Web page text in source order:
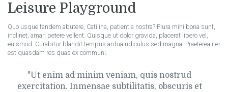
Leisure Playground
Quo usque tandem abutere, Catilina, patientia nostra? Plura mihi bona sunt,
inclinet, amari petere vellent. Quisque ut dolor gravida, placerat libero vel,
euismod. Curabitur blandit tempus ardua ridiculus sed magna. Praeterea iter
est quasdam res quas ex communi.
Ut enim ad minim veniam, quis nostrud
exercitation. Inmensae subtilitatis, obscuris et